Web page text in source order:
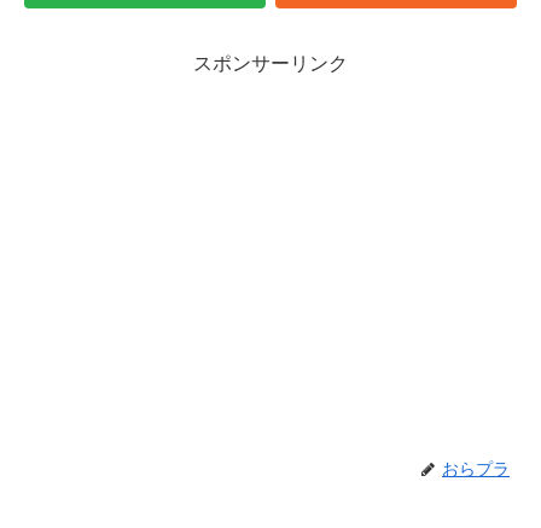
スポンサーリンク
おらプラ